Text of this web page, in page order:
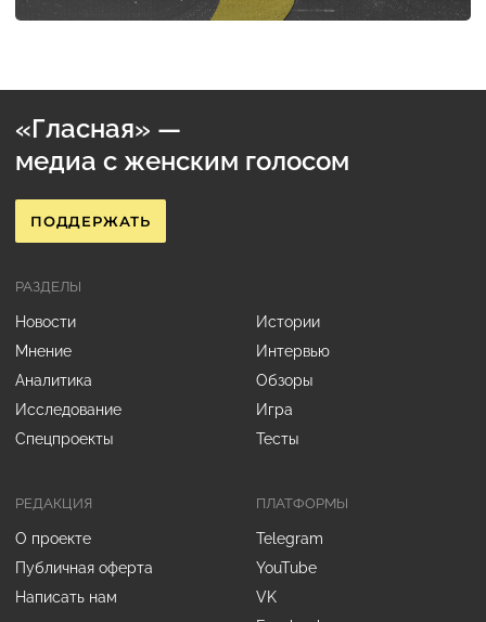
«Гласная» —
медиа с женским голосом
ПОДДЕРЖАТЬ
РЕДАКЦИЯ
О проекте
Публичная оферта
Написать нам
РАЗДЕЛЫ
Новости
Истории
Мнение
Интервью
Аналитика
Обзоры
Исследование
Игра
Спецпроекты
Тесты
ПЛАТФОРМЫ
Telegram
YouTube
VK